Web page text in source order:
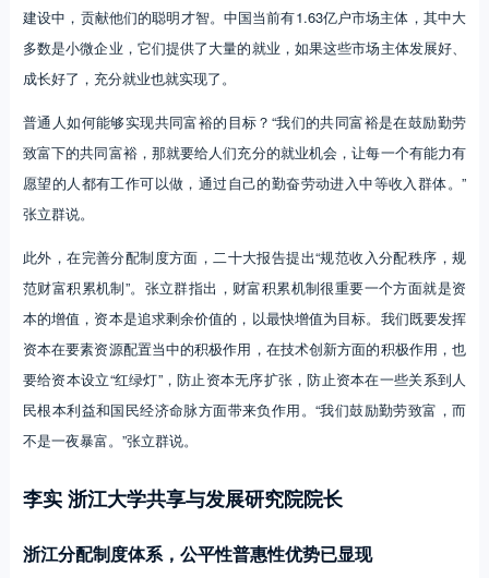
建设中，贡献他们的聪明才智。中国当前有1.63亿户市场主体，其中大
多数是小微企业，它们提供了大量的就业，如果这些市场主体发展好、
成长好了，充分就业也就实现了。
普通人如何能够实现共同富裕的目标？“我们的共同富裕是在鼓励勤劳
致富下的共同富裕，那就要给人们充分的就业机会，让每一个有能力有
愿望的人都有工作可以做，通过自己的勤奋劳动进入中等收入群体。”
张立群说。
此外，在完善分配制度方面，二十大报告提出“规范收入分配秩序，规
范财富积累机制”。张立群指出，财富积累机制很重要一个方面就是资
本的增值，资本是追求剩余价值的，以最快增值为目标。我们既要发挥
资本在要素资源配置当中的积极作用，在技术创新方面的积极作用，也
要给资本设立“红绿灯”，防止资本无序扩张，防止资本在一些关系到人
民根本利益和国民经济命脉方面带来负作用。“我们鼓励勤劳致富，而
不是一夜暴富。”张立群说。
李实 浙江大学共享与发展研究院院长
浙江分配制度体系，公平性普惠性优势已显现